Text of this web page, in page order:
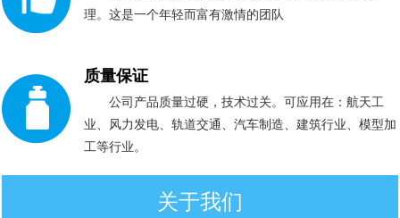
理。这是一个年轻而富有激情的团队
质量保证
公司产品质量过硬，技术过关。可应用在：航天工
业、风力发电、轨道交通、汽车制造、建筑行业、模型加
工等行业。
关于我们